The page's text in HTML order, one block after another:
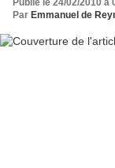
Publié le 24/02/2010 à
Par Emmanuel de